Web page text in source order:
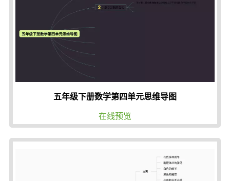
五年级下册数学第四单元思维导图
在线预览